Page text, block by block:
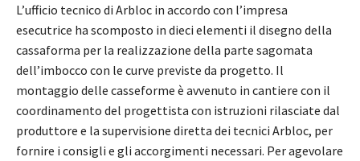
L’ufficio tecnico di Arbloc in accordo con l’impresa
esecutrice ha scomposto in dieci elementi il disegno della
cassaforma per la realizzazione della parte sagomata
dell’imbocco con le curve previste da progetto. Il
montaggio delle casseforme è avvenuto in cantiere con il
coordinamento del progettista con istruzioni rilasciate dal
produttore e la supervisione diretta dei tecnici Arbloc, per
fornire i consigli e gli accorgimenti necessari. Per agevolare